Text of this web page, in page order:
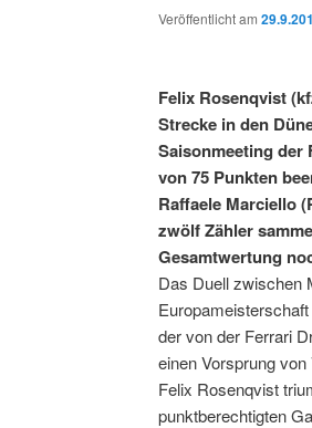
Veröffentlicht am
Felix Rosenqvist
Strecke in den
Saisonmeeting der
von 75 Punkten
Raffaele Marciello
zwölf Zähler
Gesamtwertung
Das Duell zwischen
der von der Ferrari
einen Vorsprung
Felix Rosenqvist
punktberechtigten